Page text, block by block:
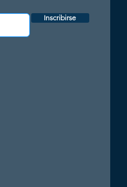
Inscribirse